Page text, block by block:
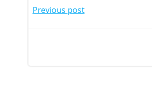
Bericht
Previous post